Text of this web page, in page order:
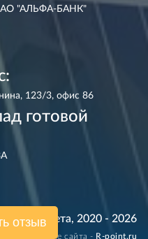
отзыв
"АЛЬФА-БАНК"
123/3, офис 86
готовой
Света, 2020 - 2026
сайта - R‑point.ru